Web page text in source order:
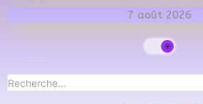
7 août 2026